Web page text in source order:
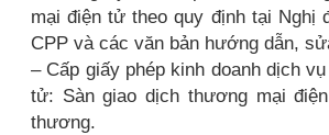
mại điện tử theo quy định tại Nghị
CPP và các văn bản hướng dẫn,
– Cấp giấy phép kinh doanh dịch
tử: Sàn giao dịch thương mại
thương.